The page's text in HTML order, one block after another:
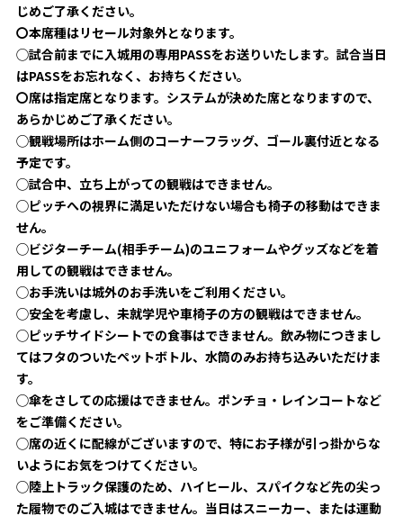
じめご了承ください。
〇本席種はリセール対象外となります。
◯試合前までに入城用の専用PASSをお送りいたします。試合当日
はPASSをお忘れなく、お持ちください。
〇席は指定席となります。システムが決めた席となりますので、
あらかじめご了承ください。
◯観戦場所はホーム側のコーナーフラッグ、ゴール裏付近となる
予定です。
◯試合中、立ち上がっての観戦はできません。
◯ピッチへの視界に満足いただけない場合も椅子の移動はできま
せん。
◯ビジターチーム(相手チーム)のユニフォームやグッズなどを着
用しての観戦はできません。
◯お手洗いは城外のお手洗いをご利用ください。
◯安全を考慮し、未就学児や車椅子の方の観戦はできません。
◯ピッチサイドシートでの食事はできません。飲み物につきまし
てはフタのついたペットボトル、水筒のみお持ち込みいただけま
す。
◯傘をさしての応援はできません。ポンチョ・レインコートなど
をご準備ください。
◯席の近くに配線がございますので、特にお子様が引っ掛からな
いようにお気をつけてください。
◯陸上トラック保護のため、ハイヒール、スパイクなど先の尖っ
た履物でのご入城はできません。当日はスニーカー、または運動